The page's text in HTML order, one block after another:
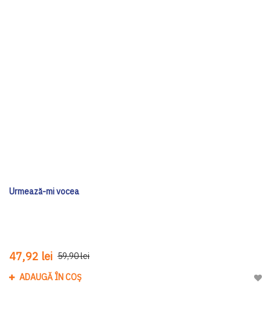
Urmează-mi vocea
47,92 lei 59,90 lei
ADAUGĂ ÎN COȘ